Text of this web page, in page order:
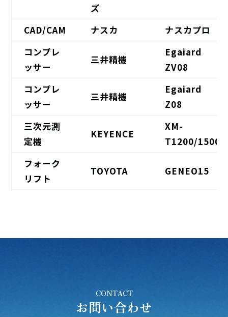
ズ
CAD/CAM ナスカ
ナスカプロ
コンプレ
ッサー
三井精機
Egaiard
ZV08
コンプレ
ッサー
三井精機
Egaiard
Z08
三次元測
定機
KEYENCE
XM-
T1200/1500
フォーク
リフト
TOYOTA GENEO15
CONTACT
お問い合わせ